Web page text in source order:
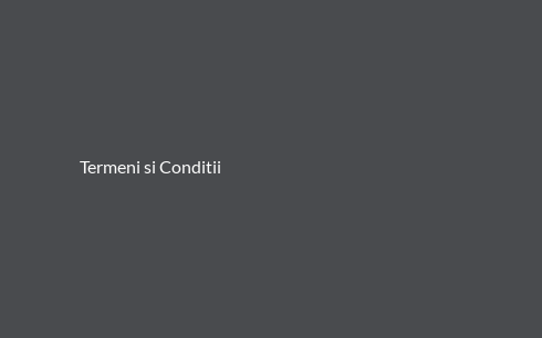
Termeni si Conditii